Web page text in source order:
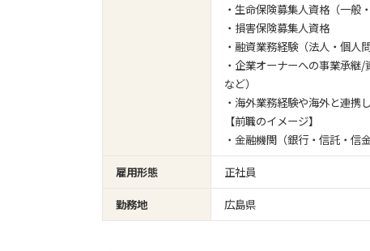
・生命保険募集人資格（一般
・損害保険募集人資格
・融資業務経験（法人・個人問
・企業オーナーへの事業承
など）
・海外業務経験や海外と連携
【前職のイメージ】
・金融機関（銀行・信託・信
雇用形態
正社員
勤務地
広島県